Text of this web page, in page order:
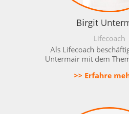
Birgit
Lifecoach
Als Lifecoach
Untermair mit dem
>> Erfahre